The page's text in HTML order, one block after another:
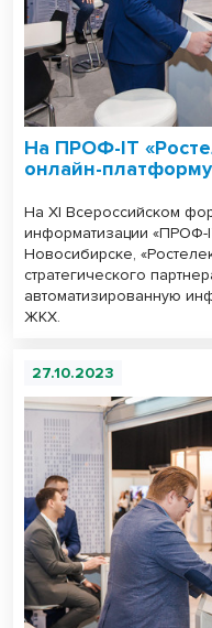
На ПРОФ-IT
онлайн-
На XI Всероссийском
информатизации «ПРОФ-
Новосибирске,
стратегического
автоматизированную
ЖКХ.
27.10.2023